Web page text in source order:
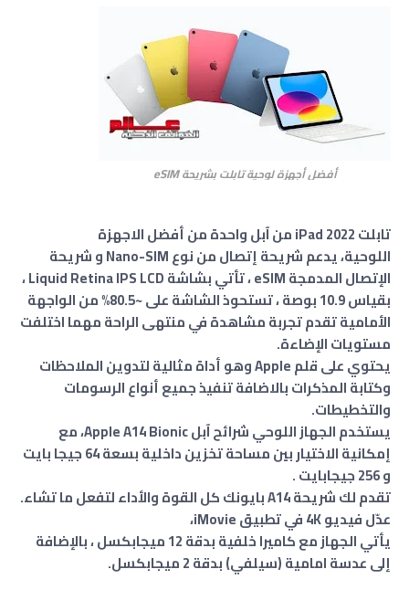
أفضل أجهزة لوحية تابلت بشريحةeSIM
تابلت iPad 2022 من آبل واحدة من أفضل الاجهزة
اللوحية،
يدعم شريحة إتصال من نوع Nano-SIM و شريحة
الإتصال المدمجة eSIM ،
تأتي بشاشة Liquid Retina IPS LCD ،
بقياس 10.9 بوصة ، تستحوذ الشاشة على ~80.5% من الواجهة
الأمامية تقدم تجربة مشاهدة في منتهى الراحة مهما اختلفت
مستويات الإضاءة.
يحتوي على قلم Apple‏‏ وهو أداة مثالية لتدوين الملاحظات
وكتابة المذكرات بالاضافة تنفيذ جميع أنواع الرسومات
والتخطيطات.
يستخدم الجهاز اللوحي شرائح آبل Apple A14 Bionic، مع
إمكانية الاختيار بين مساحة تخزين داخلية بسعة 64 جيجا بايت
و 256 جيجابايت .
تقدم لك شريحة A14 بايونك كل القوة والأداء لتفعل ما تشاء.
عدّل فيديو 4K في تطبيق iMovie،
يأتي الجهاز مع كاميرا خلفية بدقة 12 ميجابكسل ، بالإضافة
إلى عدسة امامية (سيلفي) بدقة 2 ميجابكسل.